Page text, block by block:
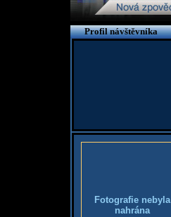
Profil návštěvníka
Fotografie nebyla
nahrána